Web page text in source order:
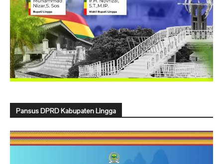
Pansus DPRD Kabupaten Lingga